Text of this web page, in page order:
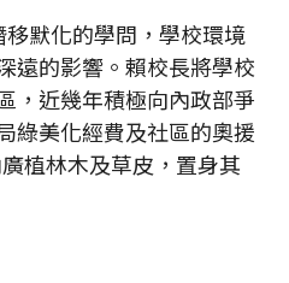
默化的學問，學校環境
遠的影響。賴校長將學校
，近幾年積極向內政部爭
綠美化經費及社區的奧援
植林木及草皮，置身其